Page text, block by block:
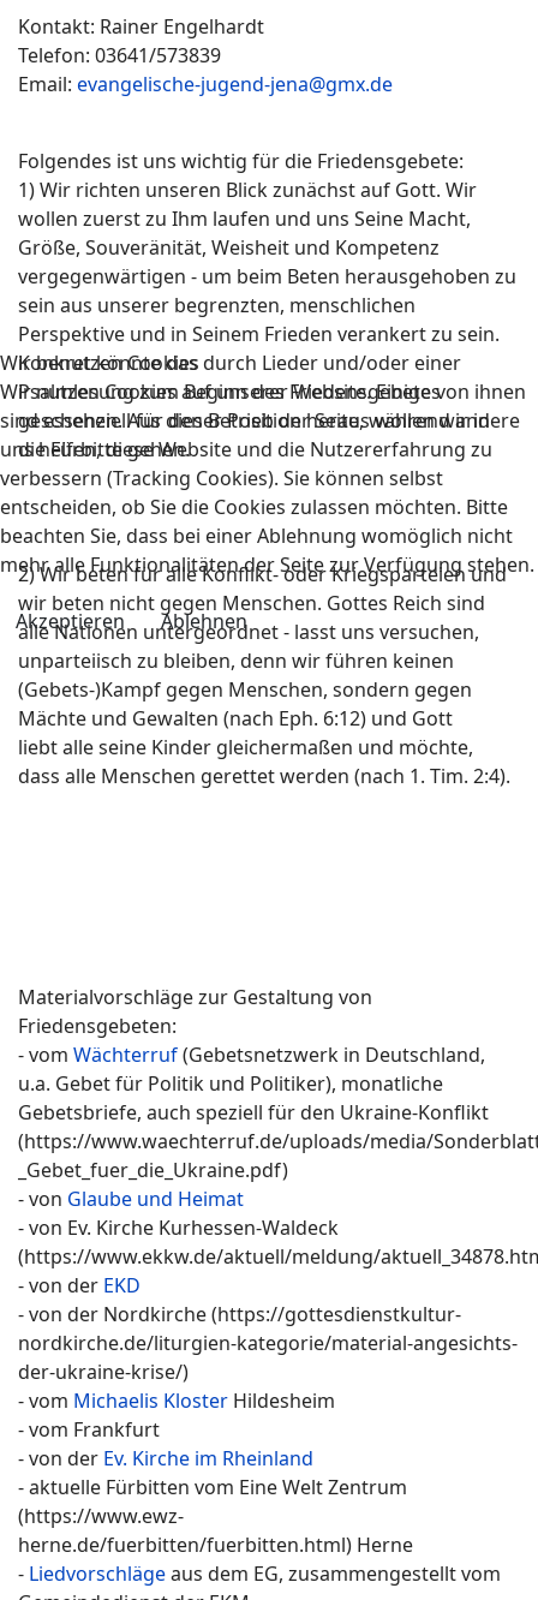
Kontakt: Rainer Engelhardt
Telefon: 03641/573839
Email: evangelische-jugend-jena@gmx.de
Folgendes ist uns wichtig für die Friedensgebete:
1) Wir richten unseren Blick zunächst auf Gott. Wir
wollen zuerst zu Ihm laufen und uns Seine Macht,
Größe, Souveränität, Weisheit und Kompetenz
vergegenwärtigen - um beim Beten herausgehoben zu
sein aus unserer begrenzten, menschlichen
Perspektive und in Seinem Frieden verankert zu sein.
Konkret könnte das durch Lieder und/oder einer
Psalmlesung zum Beginn des Friedensgebetes
geschehen. Aus dieser Position heraus wollen wir in
die Fürbitte gehen.
2) Wir beten für alle Konflikt- oder Kriegsparteien und
wir beten nicht gegen Menschen. Gottes Reich sind
alle Nationen untergeordnet - lasst uns versuchen,
unparteiisch zu bleiben, denn wir führen keinen
(Gebets-)Kampf gegen Menschen, sondern gegen
Mächte und Gewalten (nach Eph. 6:12) und Gott
liebt alle seine Kinder gleichermaßen und möchte,
dass alle Menschen gerettet werden (nach 1. Tim. 2:4).
Materialvorschläge zur Gestaltung von
Friedensgebeten:
- vom Wächterruf(Gebetsnetzwerk in Deutschland,
u.a. Gebet für Politik und Politiker), monatliche
Gebetsbriefe, auch speziell für den Ukraine-Konflikt
(https://www.waechterruf.de/uploads/media/
_Gebet_fuer_die_Ukraine.pdf)
- von Glaube und Heimat
- von Ev. Kirche Kurhessen-Waldeck
(https://www.ekkw.de/aktuell/meldung/
- von der EKD
- von der Nordkirche (https://gottesdienstkultur-
nordkirche.de/liturgien-kategorie/material-angesichts-
der-ukraine-krise/)
- vom Michaelis Kloster Hildesheim
- vom Frankfurt
- von der Ev. Kirche im Rheinland
- aktuelle Fürbitten vom Eine Welt Zentrum
(https://www.ewz-
herne.de/fuerbitten/fuerbitten.html) Herne
- Liedvorschlägeaus dem EG, zusammengestellt vom
Wir benutzen Cookies
Wir nutzen Cookies auf unserer Website. Einige von ihnen
sind essenziell für den Betrieb der Seite, während andere
uns helfen, diese Website und die Nutzererfahrung zu
verbessern (Tracking Cookies). Sie können selbst
entscheiden, ob Sie die Cookies zulassen möchten. Bitte
beachten Sie, dass bei einer Ablehnung womöglich nicht
mehr alle Funktionalitäten der Seite zur Verfügung stehen.
Akzeptieren Ablehnen